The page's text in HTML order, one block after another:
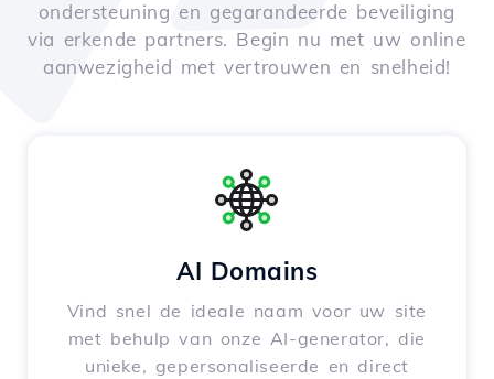
ondersteuning en gegarandeerde beveiliging
via erkende partners. Begin nu met uw online
aanwezigheid met vertrouwen en snelheid!
AI Domains
Vind snel de ideale naam voor uw site
met behulp van onze AI-generator, die
unieke, gepersonaliseerde en direct